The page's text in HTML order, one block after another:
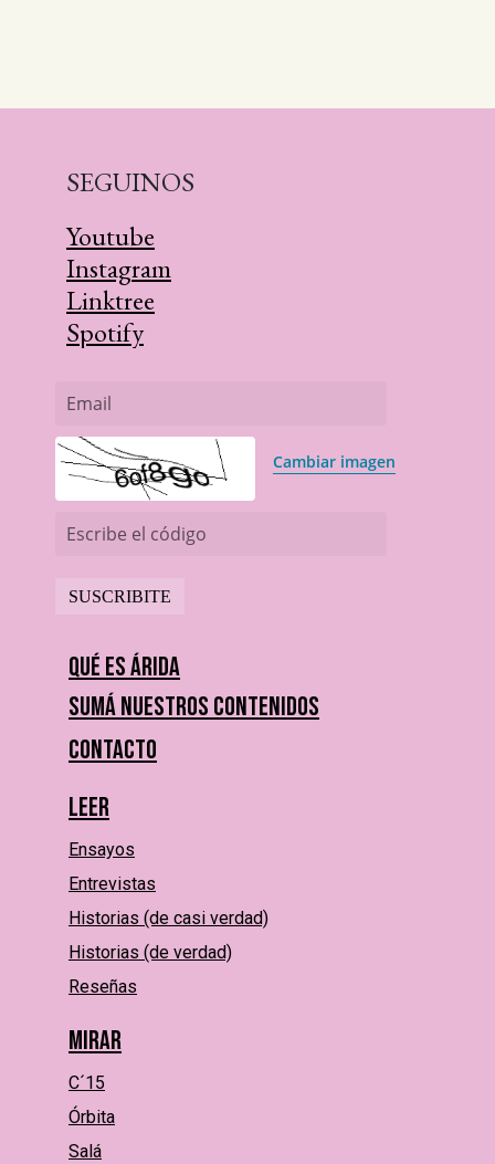
SEGUINOS
Youtube
Instagram
Linktree
Spotify
Email
Cambiar imagen
Escribe el código
Qué es Árida
Sumá nuestros contenidos
Contacto
Leer
Ensayos
Entrevistas
Historias (de casi verdad)
Historias (de verdad)
Reseñas
Mirar
C´15
Órbita
Salá